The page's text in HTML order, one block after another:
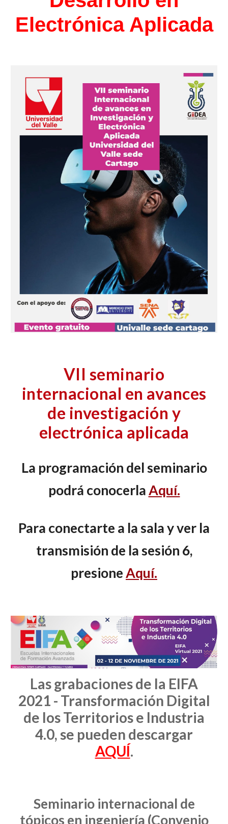
Electrónica Aplicada
VII seminario
internacional en avances
de investigación y
electrónica aplicada
La programación del seminario
podrá conocerlaAquí.
Para conectarte a la sala y ver la
transmisión de la sesión 6,
presioneAquí.
Las grabaciones de la EIFA
2021 - Transformación Digital
de los Territorios e Industria
4.0, se pueden descargar
AQUÍ.
Seminario internacional de
tópicos en ingeniería (Convenio